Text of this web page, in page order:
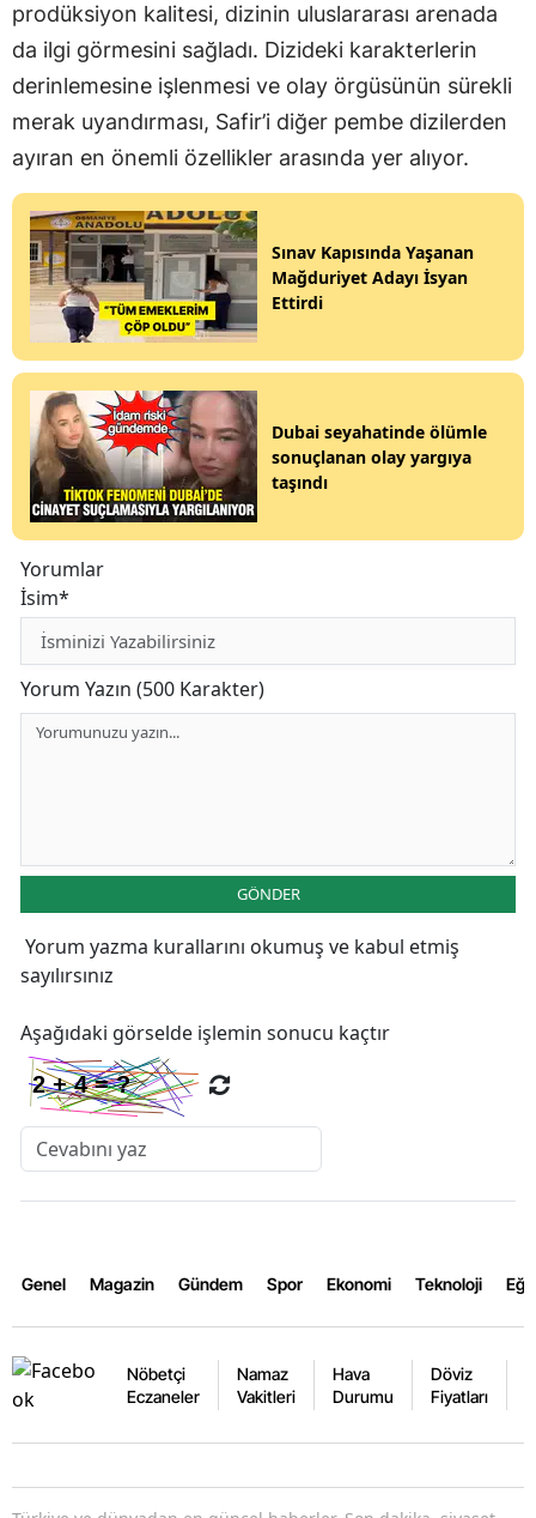
prodüksiyon kalitesi, dizinin uluslararası arenada
da ilgi görmesini sağladı. Dizideki karakterlerin
derinlemesine işlenmesi ve olay örgüsünün sürekli
merak uyandırması, Safir’i diğer pembe dizilerden
ayıran en önemli özellikler arasında yer alıyor.
Sınav Kapısında Yaşanan
Mağduriyet Adayı İsyan
Ettirdi
Dubai seyahatinde ölümle
sonuçlanan olay yargıya
taşındı
Yorumlar
İsim*
Yorum Yazın (500 Karakter)
GÖNDER
Yorum yazma kurallarını okumuş ve kabul etmiş
sayılırsınız
Aşağıdaki görselde işlemin sonucu kaçtır
Genel Magazin Gündem Spor Ekonomi Teknoloji
Nöbetçi
Eczaneler
Namaz
Vakitleri
Hava
Durumu
Döviz
Fiyatları